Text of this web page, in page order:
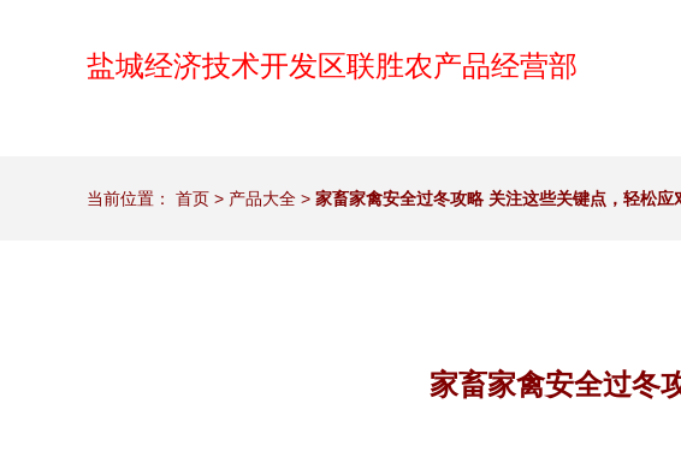
盐城经济技术开发区联胜农产品经营部
当前位置： 首页 > 产品大全 > 家畜家禽安全过冬攻略 关注这些关键点，轻松应
家畜家禽安全过冬